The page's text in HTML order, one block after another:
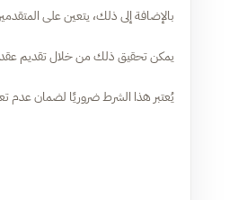
بالإضافة إلى ذلك، يتعين على
يمكن تحقيق ذلك من خلال تقديم
يُعتبر هذا الشرط ضروريًا لضمان عدم